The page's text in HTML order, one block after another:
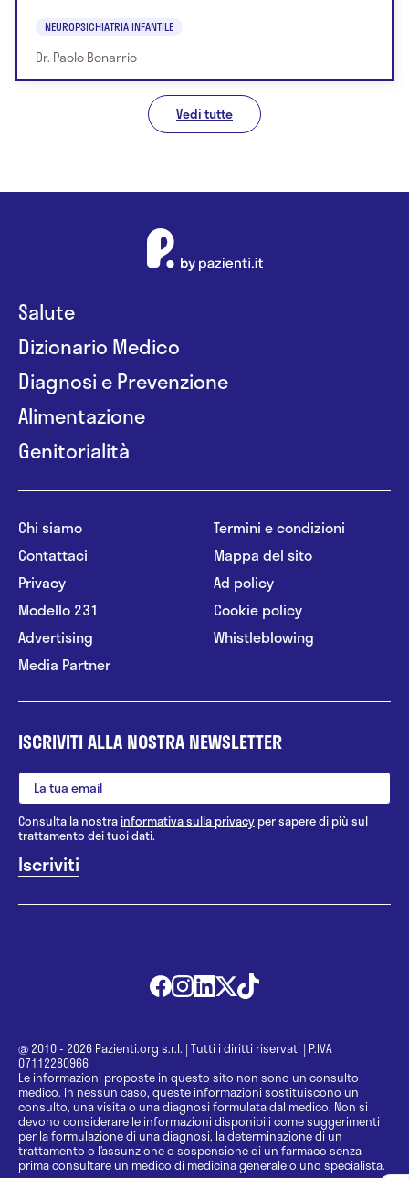
NEUROPSICHIATRIA INFANTILE
Dr. Paolo Bonarrio
Vedi tutte
Salute
Dizionario Medico
Diagnosi e Prevenzione
Alimentazione
Genitorialità
Chi siamo
Contattaci
Privacy
Modello 231
Advertising
Media Partner
Termini e condizioni
Mappa del sito
Ad policy
Cookie policy
Whistleblowing
ISCRIVITI ALLA NOSTRA NEWSLETTER
Consulta la nostrainformativa sulla privacy per sapere di più sul
trattamento dei tuoi dati.
@ 2010 - 2026 Pazienti.org s.r.l. | Tutti i diritti riservati | P.IVA
07112280966
Le informazioni proposte in questo sito non sono un consulto
medico. In nessun caso, queste informazioni sostituiscono un
consulto, una visita o una diagnosi formulata dal medico. Non si
devono considerare le informazioni disponibili come suggerimenti
per la formulazione di una diagnosi, la determinazione di un
trattamento o l’assunzione o sospensione di un farmaco senza
prima consultare un medico di medicina generale o uno specialista.